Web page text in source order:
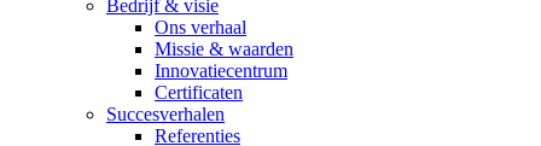
Bedrijf & visie
Ons verhaal
Missie & waarden
Innovatiecentrum
Certificaten
Succesverhalen
Referenties